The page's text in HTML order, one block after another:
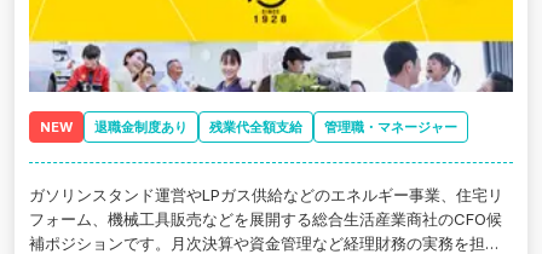
NEW 退職金制度あり 残業代全額支給 管理職・マネージャー
ガソリンスタンド運営やLPガス供給などのエネルギー事業、住宅リ
フォーム、機械工具販売などを展開する総合生活産業商社のCFO候
補ポジションです。月次決算や資金管理など経理財務の実務を担い